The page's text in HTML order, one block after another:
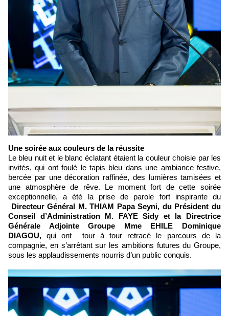
Une soirée aux couleurs de la réussite
Le bleu nuit et le blanc éclatant étaient la couleur choisie par les
invités, qui ont foulé le tapis bleu dans une ambiance festive,
bercée par une décoration raffinée, des lumières tamisées et
une atmosphère de rêve. Le moment fort de cette soirée
exceptionnelle, a été la prise de parole fort inspirante du
Directeur Général M. THIAM Papa Seyni, du Président du
Conseil d’Administration M. FAYE Sidy et la Directrice
Générale Adjointe Groupe Mme EHILE Dominique
DIAGOU, qui ont tour à tour retracé le parcours de la
compagnie, en s’arrêtant sur les ambitions futures du Groupe,
sous les applaudissements nourris d’un public conquis.